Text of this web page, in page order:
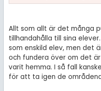
Allt som allt är det många
tillhandahålla till sina
som enskild elev, men det
och fundera över om det
varit hemma. I så fall
för att ta igen de